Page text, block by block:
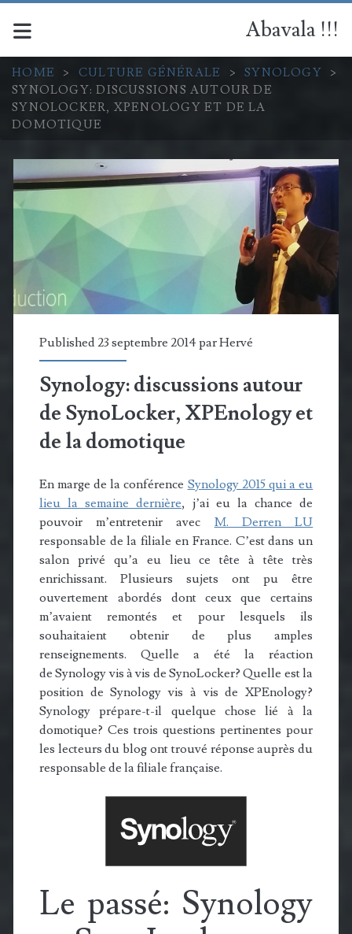
Abavala !!!
HOME > CULTURE GÉNÉRALE > SYNOLOGY >
SYNOLOGY: DISCUSSIONS AUTOUR DE
SYNOLOCKER, XPENOLOGY ET DE LA
DOMOTIQUE
Published 23 septembre 2014 parHervé
Synology: discussions autour
de SynoLocker, XPEnology et
de la domotique
En marge de la conférence Synology 2015 qui a eu
lieu la semaine dernière, j’ai eu la chance de
pouvoir m’entretenir avec M. Derren LU
responsable de la filiale en France. C’est dans un
salon privé qu’a eu lieu ce tête à tête très
enrichissant. Plusieurs sujets ont pu être
ouvertement abordés dont ceux que certains
m’avaient remontés et pour lesquels ils
souhaitaient obtenir de plus amples
renseignements. Quelle a été la réaction
de Synology vis à vis de SynoLocker? Quelle est la
position de Synology vis à vis de XPEnology?
Synology prépare-t-il quelque chose lié à la
domotique? Ces trois questions pertinentes pour
les lecteurs du blog ont trouvé réponse auprès du
responsable de la filiale française.
Le passé: Synology